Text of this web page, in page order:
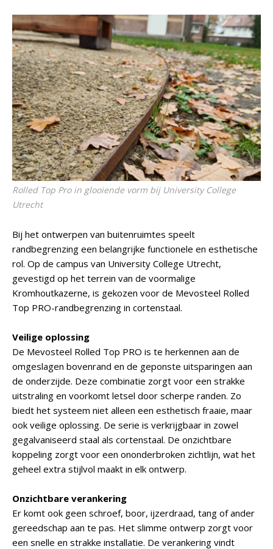
Rolled Top Pro in glooiende vorm bij University College
Utrecht
Bij het ontwerpen van buitenruimtes speelt
randbegrenzing een belangrijke functionele en esthetische
rol. Op de campus van University College Utrecht,
gevestigd op het terrein van de voormalige
Kromhoutkazerne, is gekozen voor de Mevosteel Rolled
Top PRO-randbegrenzing in cortenstaal.
Veilige oplossing
De Mevosteel Rolled Top PRO is te herkennen aan de
omgeslagen bovenrand en de geponste uitsparingen aan
de onderzijde. Deze combinatie zorgt voor een strakke
uitstraling en voorkomt letsel door scherpe randen. Zo
biedt het systeem niet alleen een esthetisch fraaie, maar
ook veilige oplossing. De serie is verkrijgbaar in zowel
gegalvaniseerd staal als cortenstaal. De onzichtbare
koppeling zorgt voor een ononderbroken zichtlijn, wat het
geheel extra stijlvol maakt in elk ontwerp.
Onzichtbare verankering
Er komt ook geen schroef, boor, ijzerdraad, tang of ander
gereedschap aan te pas. Het slimme ontwerp zorgt voor
een snelle en strakke installatie. De verankering vindt